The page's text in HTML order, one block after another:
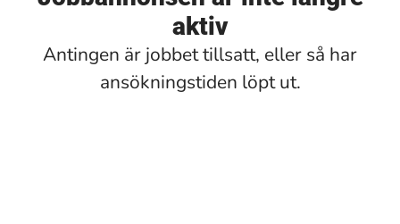
aktiv
Antingen är jobbet tillsatt, eller så har
ansökningstiden löpt ut.